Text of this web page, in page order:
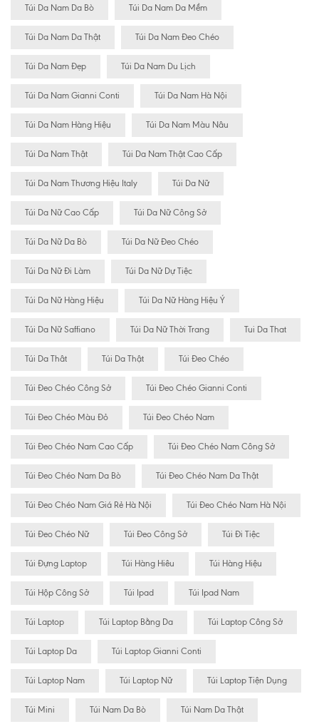
Túi Da Nam Da Bò Túi Da Nam Da Mềm
Túi Da Nam Da Thật Túi Da Nam Đeo Chéo
Túi Da Nam Đẹp Túi Da Nam Du Lịch
Túi Da Nam Gianni Conti Túi Da Nam Hà Nội
Túi Da Nam Hàng Hiệu Túi Da Nam Màu Nâu
Túi Da Nam Thật Túi Da Nam Thật Cao Cấp
Túi Da Nam Thương Hiệu Italy Túi Da Nữ
Túi Da Nữ Cao Cấp Túi Da Nữ Công Sở
Túi Da Nữ Da Bò Túi Da Nữ Đeo Chéo
Túi Da Nữ Đi Làm Túi Da Nữ Dự Tiệc
Túi Da Nữ Hàng Hiệu Túi Da Nữ Hàng Hiệu Ý
Túi Da Nữ Saffiano Túi Da Nữ Thời Trang Tui Da That
Túi Da Thât Túi Da Thật Túi Đeo Chéo
Túi Đeo Chéo Công Sở Túi Đeo Chéo Gianni Conti
Túi Đeo Chéo Màu Đỏ Túi Đeo Chéo Nam
Túi Đeo Chéo Nam Cao Cấp Túi Đeo Chéo Nam Công Sở
Túi Đeo Chéo Nam Da Bò Túi Đeo Chéo Nam Da Thật
Túi Đeo Chéo Nam Giá Rẻ Hà Nội Túi Đeo Chéo Nam Hà Nội
Túi Đeo Chéo Nữ Túi Đeo Công Sở Túi Đi Tiệc
Túi Đựng Laptop Túi Hàng Hiêu Túi Hàng Hiệu
Túi Hộp Công Sở Túi Ipad Túi Ipad Nam
Túi Laptop Túi Laptop Bằng Da Túi Laptop Công Sở
Túi Laptop Da Túi Laptop Gianni Conti
Túi Laptop Nam Túi Laptop Nữ Túi Laptop Tiện Dụng
Túi Mini Túi Nam Da Bò Túi Nam Da Thật